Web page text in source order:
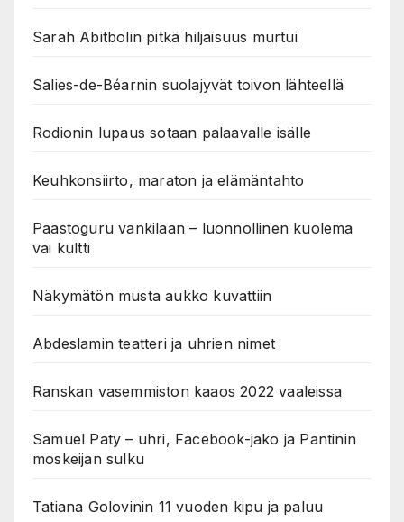
Sarah Abitbolin pitkä hiljaisuus murtui
Salies-de-Béarnin suolajyvät toivon lähteellä
Rodionin lupaus sotaan palaavalle isälle
Keuhkonsiirto, maraton ja elämäntahto
Paastoguru vankilaan – luonnollinen kuolema
vai kultti
Näkymätön musta aukko kuvattiin
Abdeslamin teatteri ja uhrien nimet
Ranskan vasemmiston kaaos 2022 vaaleissa
Samuel Paty – uhri, Facebook-jako ja Pantinin
moskeijan sulku
Tatiana Golovinin 11 vuoden kipu ja paluu